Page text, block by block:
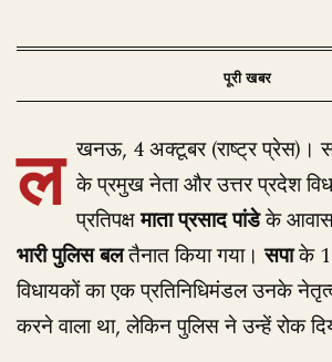
ल खनऊ, 4 अक्टूबर (राष्ट्र प्रेस)।
के प्रमुख नेता और उत्तर प्रदेश
प्रतिपक्षमाता प्रसाद पांडेके आवास
भारी पुलिस बलतैनात किया गया।सपाके
विधायकों का एक प्रतिनिधिमंडल उनके
करने वाला था, लेकिन पुलिस ने उन्हें रोक